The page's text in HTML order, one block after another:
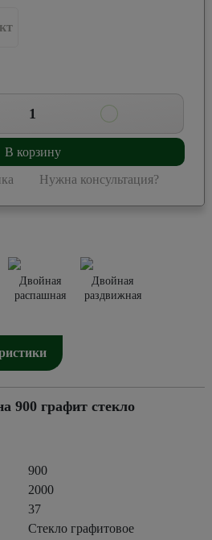
1
В корзину
Нужна консультация?
Двойная
распашная
Двойная
раздвижная
графит стекло
900
2000
37
Стекло графитовое